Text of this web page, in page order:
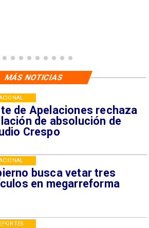
de Apelaciones rechaza
de absolución de
Crespo
busca vetar tres
en megarreforma
MÁS NOTICIAS